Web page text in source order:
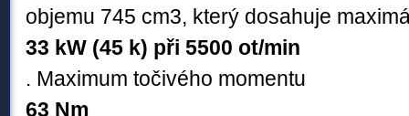
objemu 745 cm3, který dosahuje
33 kW (45 k) při 5500 ot/min
. Maximum točivého momentu
63 Nm